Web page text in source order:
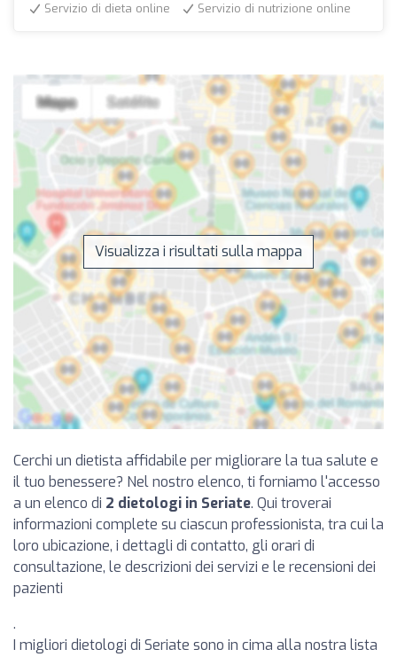
Servizio di dieta online
Servizio di nutrizione online
Visualizza i risultati sulla mappa
Cerchi un dietista affidabile per migliorare la tua salute e
il tuo benessere? Nel nostro elenco, ti forniamo l'accesso
a un elenco di 2 dietologi in Seriate. Qui troverai
informazioni complete su ciascun professionista, tra cui la
loro ubicazione, i dettagli di contatto, gli orari di
consultazione, le descrizioni dei servizi e le recensioni dei
pazienti
.
I migliori dietologi di Seriate sono in cima alla nostra lista